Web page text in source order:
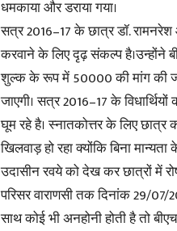
धमकाया और डराया गया।
सत्र 2016–17 के छात्र डॉ.
करवाने के लिए दृढ़ संकल्प है।उन्होंने
शुल्क के रूप में 50000 की मांग की जा
जाएगी। सत्र 2016–17 के
घूम रहे है। स्नातकोत्तर के लिए छात्र
खिलवाड़ हो रहा क्योंकि बिना
उदासीन रवये को देख कर छात्रों में
परिसर वाराणसी तक दिनांक 29/07/
साथ कोई भी अनहोनी होती है तो